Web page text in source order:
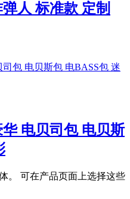
人 标准款 定制
电贝司包 电贝斯
。 可在产品页面上选择这些